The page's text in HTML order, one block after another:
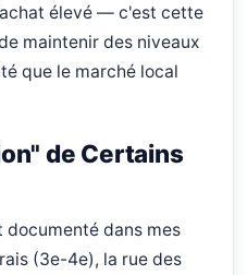
élevé — c'est cette
maintenir des niveaux
que le marché local
de Certains
documenté dans mes
(3e-4e), la rue des